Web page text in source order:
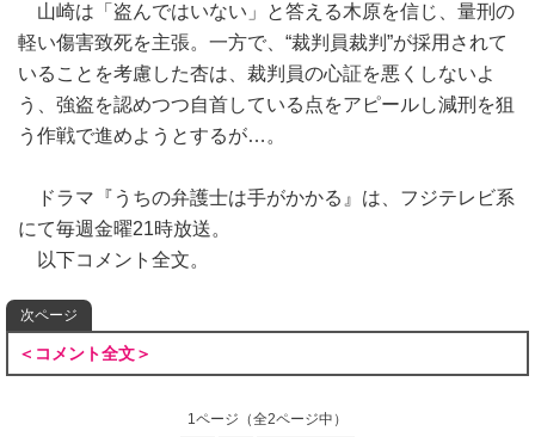
山崎は「盗んではいない」と答える木原を信じ、量刑の
軽い傷害致死を主張。一方で、“裁判員裁判”が採用されて
いることを考慮した杏は、裁判員の心証を悪くしないよ
う、強盗を認めつつ自首している点をアピールし減刑を狙
う作戦で進めようとするが…。
ドラマ『うちの弁護士は手がかかる』は、フジテレビ系
にて毎週金曜21時放送。
以下コメント全文。
次ページ
＜コメント全文＞
1ページ （全2ページ中）